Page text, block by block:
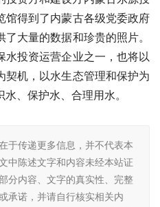
馆得到了内蒙古各级党委政府
大量的数据和珍贵的照片。
水投资运营企业之一，也将以
契机，以水生态管理和保护为
、保护水、合理用水。
于传递更多信息，并不代表本
中陈述文字和内容未经本站证
分内容、文字的真实性、完整
承诺，并请自行核实相关内